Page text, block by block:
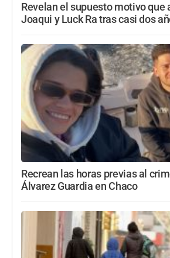
Revelan el supuesto motivo que
Joaqui y Luck Ra tras casi dos
Recrean las horas previas al
Álvarez Guardia en Chaco